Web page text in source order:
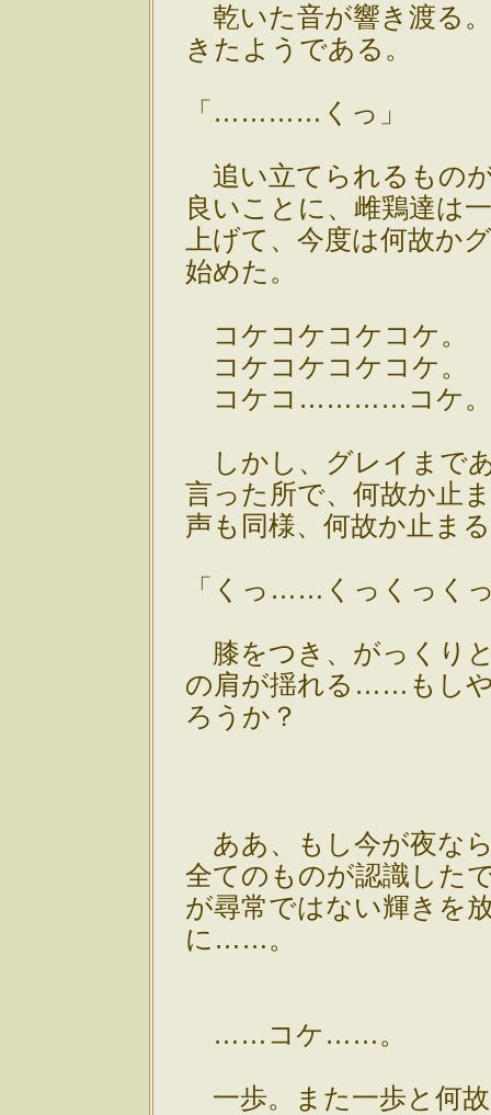
乾いた音が響き渡る
きたようである。
「…………くっ」
追い立てられるもの
良いことに、雌鶏達は
上げて、今度は何故か
始めた。
コケコケコケコケ。
コケコケコケコケ。
コケコ…………コケ
しかし、グレイまで
言った所で、何故か止
声も同様、何故か止ま
「くっ……くっくっく
膝をつき、がっくり
の肩が揺れる……もし
ろうか？
ああ、もし今が夜な
全てのものが認識した
が尋常ではない輝きを
に……。
……コケ……。
一歩。また一歩と何